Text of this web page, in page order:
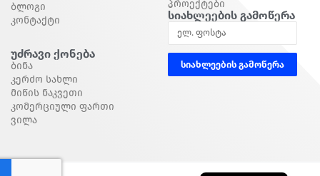
Ბლოგი
Კონტაქტი
Უძრავი Ქონება
Ბინა
Კერძო Სახლი
Მიწის Ნაკვეთი
Კომერციული Ფართი
Ვილა
Პროექტები
Სიახლეების Გამოწერა
სიახლეების გამოწერა